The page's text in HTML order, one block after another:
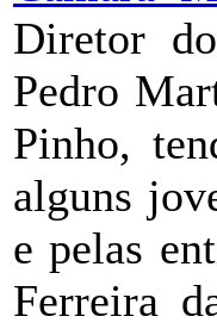
Diretor do
Pedro
Pinho,
alguns
e pelas
Ferreira